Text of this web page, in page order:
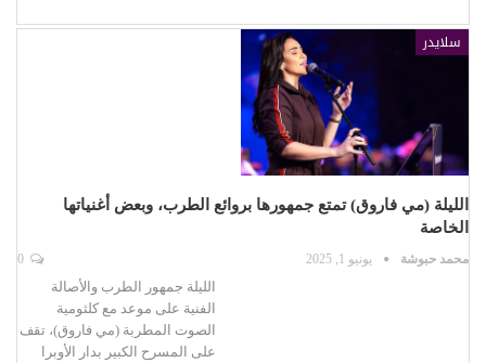
سلايدر
الليلة (مي فاروق) تمتع جمهورها بروائع الطرب، وبعض أغنياتها
الخاصة
محمد حبوشة يونيو 1, 2025
الليلة جمهور الطرب والأصالة
الفنية على موعد مع كلثومية
الصوت المطربة (مي فاروق)، تقف
على المسرح الكبير بدار الأوبرا